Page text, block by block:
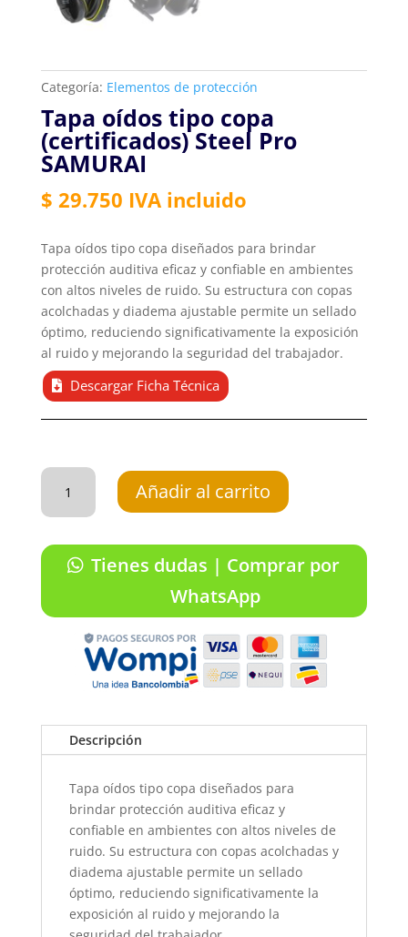
Categoría: Elementos de protección
Tapa oídos tipo copa
(certificados) Steel Pro
SAMURAI
$ 29.750 IVA incluido
Tapa oídos tipo copa diseñados para brindar
protección auditiva eficaz y confiable en ambientes
con altos niveles de ruido. Su estructura con copas
acolchadas y diadema ajustable permite un sellado
óptimo, reduciendo significativamente la exposición
al ruido y mejorando la seguridad del trabajador.
Descargar Ficha Técnica
Tapa
oídos
copa
Steel
Pro
SAMURAI
Añadir al carrito
Tienes dudas | Comprar por
WhatsApp
Descripción
Tapa oídos tipo copa diseñados para
brindar protección auditiva eficaz y
confiable en ambientes con altos niveles de
ruido. Su estructura con copas acolchadas y
diadema ajustable permite un sellado
óptimo, reduciendo significativamente la
exposición al ruido y mejorando la